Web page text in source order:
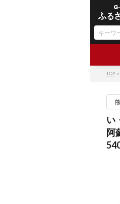
TOP ＞
い
阿